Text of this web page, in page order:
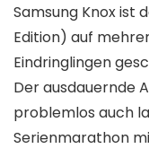
Samsung Knox ist
Edition) auf
Eindringlingen
Der ausdauernde
problemlos auch
Serienmarathon